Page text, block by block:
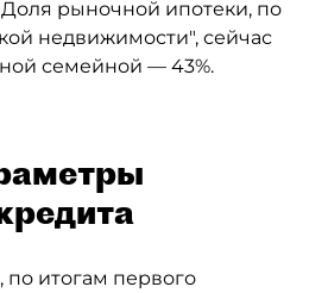
рыночной ипотеки, по
недвижимости", сейчас
семейной — 43%.
по итогам первого